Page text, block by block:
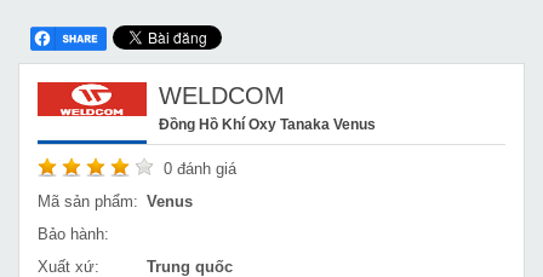
WELDCOM
Đồng Hồ Khí Oxy Tanaka Venus
0 đánh giá
Mã sản phẩm: Venus
Bảo hành:
Xuất xứ:
Trung quốc